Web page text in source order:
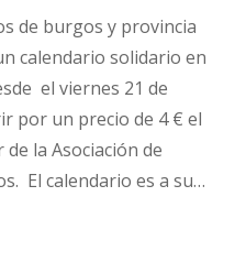
de burgos y provincia
calendario solidario en
el viernes 21 de
por un precio de 4 € el
la Asociación de
El calendario es a su…